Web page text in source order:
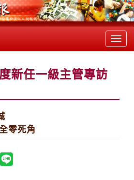
新任一級主管專訪
零死角